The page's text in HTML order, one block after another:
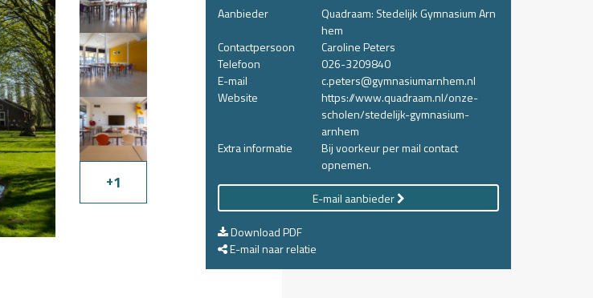
+1
Aanbieder
Quadraam: Stedelijk Gymnasium Arn
hem
Contactpersoon
Caroline Peters
Telefoon
026-3209840
E-mail
c.peters@gymnasiumarnhem.nl
Website
https://www.quadraam.nl/onze-
scholen/stedelijk-gymnasium-
arnhem
Extra informatie
Bij voorkeur per mail contact
opnemen.
E-mail aanbieder
Download PDF
E-mail naar relatie